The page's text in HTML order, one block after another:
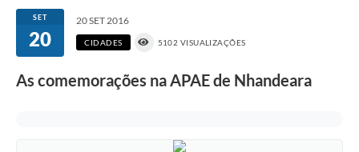
SET
20
20 SET 2016
CIDADES 5102 VISUALIZAÇÕES
As comemorações na APAE de Nhandeara